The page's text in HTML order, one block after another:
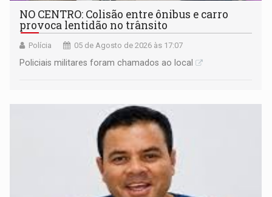
NO CENTRO: Colisão entre ônibus e carro
provoca lentidão no trânsito
Polícia 05 de Agosto de 2026 às 17:07
Policiais militares foram chamados ao local